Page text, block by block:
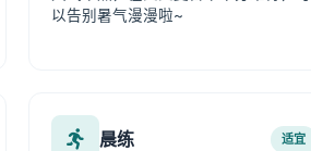
以告别暑气漫漫啦~
晨练 适宜